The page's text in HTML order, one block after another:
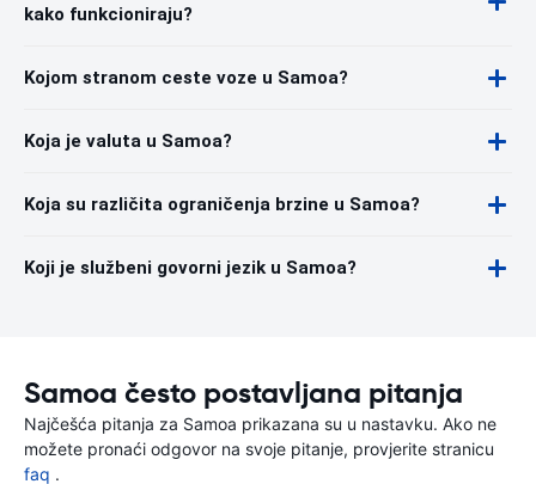
kako funkcioniraju?
Kojom stranom ceste voze u Samoa?
Koja je valuta u Samoa?
Koja su različita ograničenja brzine u Samoa?
Koji je službeni govorni jezik u Samoa?
Samoa često postavljana pitanja
Najčešća pitanja za Samoa prikazana su u nastavku. Ako ne
možete pronaći odgovor na svoje pitanje, provjerite stranicu
faq .